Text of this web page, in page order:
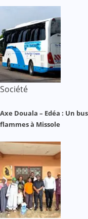
Société
Axe Douala – Edéa : Un
flammes à Missole